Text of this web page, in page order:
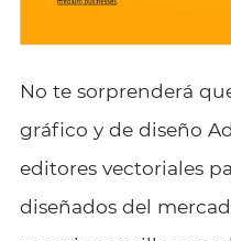
No te sorprenderá
gráfico y de diseño
editores vectoriales
diseñados del